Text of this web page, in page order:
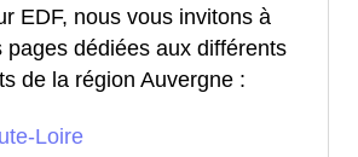
EDF, nous vous invitons à
pages dédiées aux différents
de la région Auvergne :
Loire